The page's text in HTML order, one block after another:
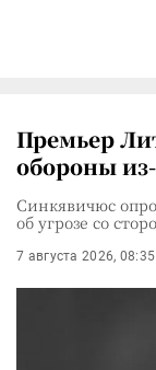
Премьер
обороны
Синкявичюс
об угрозе со
7 августа 2026, 08:35